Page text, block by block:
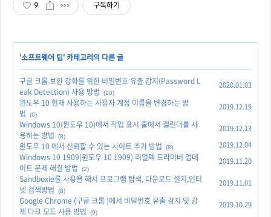
9 구독하기
'소프트웨어 팁' 카테고리의 다른 글
구글 크롬 보안 강화를 위한 비밀번호 유출 감지(Password L
eak Detection) 사용 방법
(10)
2020.01.03
윈도우 10 현재 사용하는 사용자 계정 이름을 변경하는 방
법
(6)
2019.12.19
Windows 10(윈도우 10)에서 작업 표시 줄에서 캘린더를 사
용하는 방법
(8)
2019.12.13
윈도우 10 에서 신뢰할 수 있는 사이트 추가 방법 (8) 2019.12.04
Windows 10 1909(윈도우 10 1909) 리얼텍 드라이버 업데
이트 문제 해결 방법
(2)
2019.11.20
Sandboxie를 사용을 해서 프로그램 탐색, 다운로드 설치,인터
넷 검색방법
(8)
2019.11.01
Google Chrome (구글 크롬 )에서 비밀번호 유출 감지 및 강
제 다크 모드 사용 방법
(9)
2019.10.29